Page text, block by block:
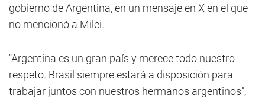
gobierno de Argentina, en un mensaje en X en el que
no mencionó a Milei.
"Argentina es un gran país y merece todo nuestro
respeto. Brasil siempre estará a disposición para
trabajar juntos con nuestros hermanos argentinos",